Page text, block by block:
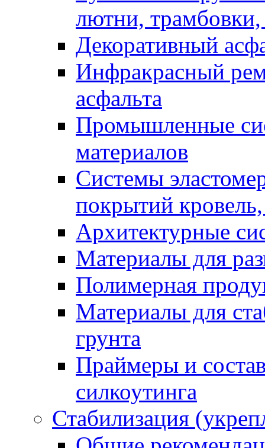
лютни, трамбовки,
Декоративный
Инфракрасный
асфальта
Промышленные
материалов
Системы
покрытий
Архитектурные
Материалы для
Полимерная
Материалы для
грунта
Праймеры и
силкоутинга
Стабилизация